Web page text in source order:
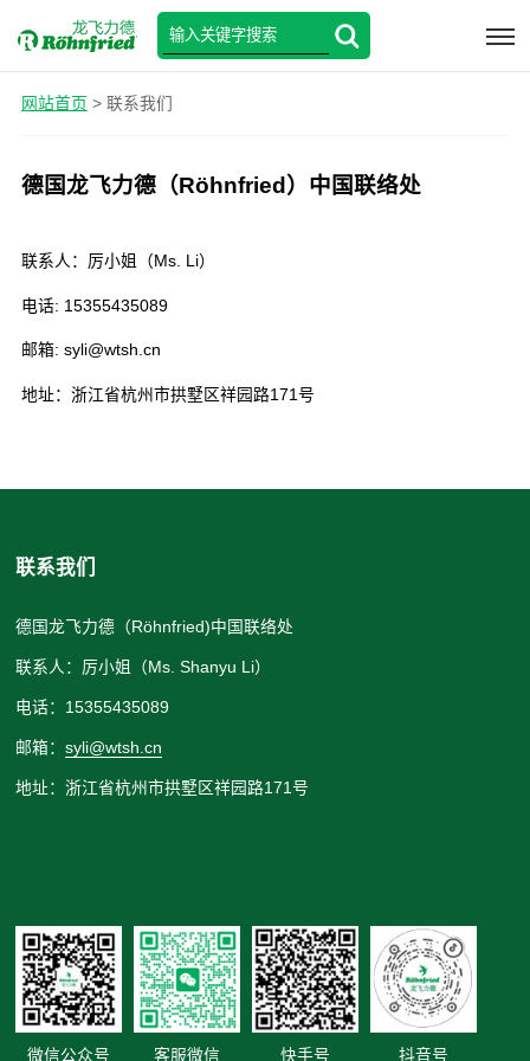
网站首页 > 联系我们
德国龙飞力德（Röhnfried）中国联络处
联系人：厉小姐（Ms. Li）
电话: 15355435089
邮箱: syli@wtsh.cn
地址：浙江省杭州市拱墅区祥园路171号
联系我们
德国龙飞力德（Röhnfried)中国联络处
联系人：厉小姐（Ms. Shanyu Li）
电话：15355435089
邮箱：syli@wtsh.cn
地址：浙江省杭州市拱墅区祥园路171号
微信公众号 客服微信 快手号 抖音号